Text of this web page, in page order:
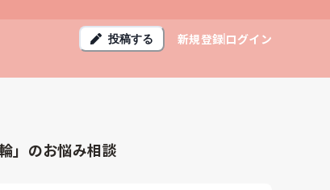
投稿する 新規登録ログイン
輪」のお悩み相談